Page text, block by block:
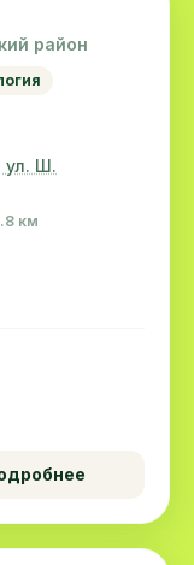
район
ул. Ш.
км